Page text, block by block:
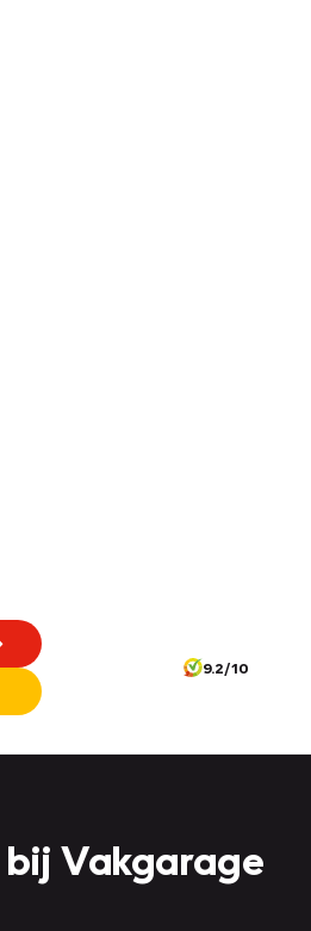
9.2/10
Vakgarage